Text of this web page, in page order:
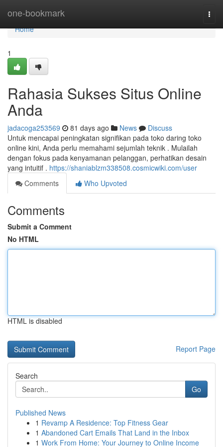
one-bookmark
Home
Home
1
Rahasia Sukses Situs Online
Anda
jadacoga253569 81 days ago News
Discuss
Untuk mencapai peningkatan signifikan pada toko daring toko
online kini, Anda perlu memahami sejumlah teknik . Mulailah
dengan fokus pada kenyamanan pelanggan, perhatikan desain
yang intuitif . https://shaniablzm338508.cosmicwiki.com/user
Comments
Who Upvoted
Comments
Submit a Comment
No HTML
HTML is disabled
Report Page
Search
Go
Published News
1 Revamp A Residence: Top Fitness Gear
1 Abandoned Cart Emails That Land in the Inbox
1 Work From Home: Your Journey to Online Income